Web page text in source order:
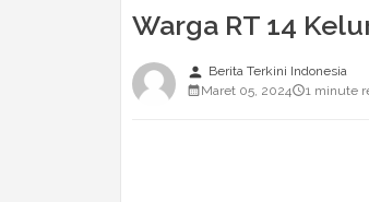
Warga RT 14
person Berita Terkini Indonesia
Maret 05, 2024
1 minute